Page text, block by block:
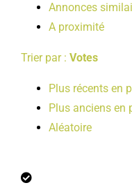
Annonces
A proximité
Trier par : Votes
Plus récents en
Plus anciens en
Aléatoire